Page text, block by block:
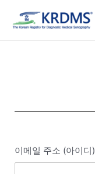
이메일 주소 (아이디)